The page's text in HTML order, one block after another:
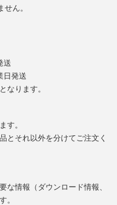
ん。
送
日発送
なります。
す。
とそれ以外を分けてご注文く
な情報（ダウンロード情報、
。